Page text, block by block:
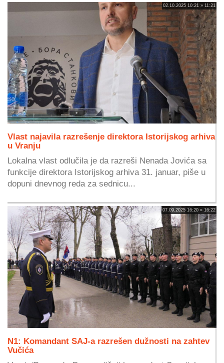
02.10.2025 10:21 » 11:21
Vlast najavila razrešenje direktora Istorijskog arhiva
u Vranju
Lokalna vlast odlučila je da razreši Nenada Jovića sa
funkcije direktora Istorijskog arhiva 31. januar, piše u
dopuni dnevnog reda za sednicu...
07.09.2025 16:20 » 16:22
N1: Komandant SAJ-a razrešen dužnosti na zahtev
Vučića